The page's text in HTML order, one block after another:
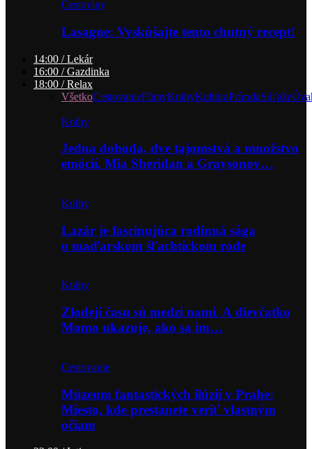
Cestoviny
Lasagne: Vyskúšajte tento chutný recept!
14:00 / Lekár
16:00 / Gazdinka
18:00 / Relax
VšetkoCestovanieFilmyKnihyKultúraPrírodaSúťaže
Knihy
Jedna dohoda, dve tajomstvá a množstvo
emócií. Mia Sheridan a Graysonov…
Knihy
Lazár je fascinujúca rodinná sága
o maďarskom šľachtickom rode
Knihy
Zlodeji času sú medzi nami. A dievčatko
Momo ukazuje, ako sa im…
Cestovanie
Múzeum fantastických ilúzií v Prahe:
Miesto, kde prestanete veriť vlastným
očiam